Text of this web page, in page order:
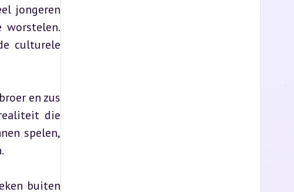
jongeren
worstelen.
culturele
en zus
die
spelen,
buiten